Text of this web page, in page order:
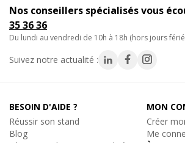
- ATTENTION : Prévoir un quotient de
La gamme CONTEST STAGE :
systèmes destinés tant pour les petits
met l'accent sur la simplicité, la
d'utilisation, la flexibilité de configuration et
sécurité absolue.
Nos conseillers spécialisés vous
35 36 36
du lundi au vendredi de 10h à 18h (hors jours
Suivez notre actualité :
BESOIN D'AIDE ?
Réussir son stand
Blog
MON
Créer
Me